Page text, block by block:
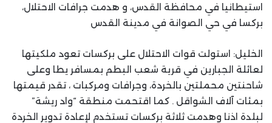
استيطانيا في محافظة القدس، و هدمت جرافات الاحتلال،
بركسا في حي الصوانة في مدينة القدس
الخليل: استولت قوات الاحتلال على بركسات تعود ملكيتها
لعائلة الجبارين في قرية شعب البطم بمسافر يطا وعلى
شاحنتين محملتين بالخردة، وجرافات ومركبات ، تقدر قيمتها
بمئات آلاف الشواقل . كما اقتحمت منطقة “واد ريشة”
لبلدة اذنا وهدمت ثلاثة بركسات تستخدم لإعادة تدوير الخردة